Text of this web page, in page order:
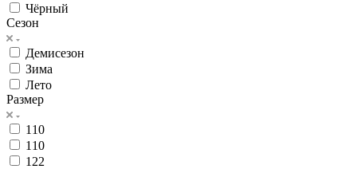
Чёрный
Сезон
Демисезон
Зима
Лето
Размер
110
110
122